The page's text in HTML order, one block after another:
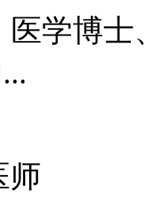
医学博士
师